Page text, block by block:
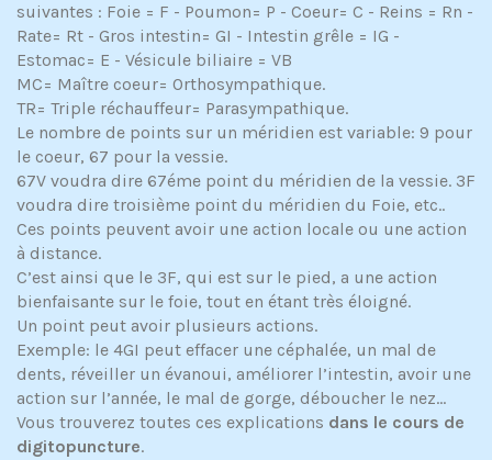
suivantes : Foie = F - Poumon= P - Coeur= C - Reins = Rn -
Rate= Rt - Gros intestin= GI - Intestin grêle = IG -
Estomac= E - Vésicule biliaire = VB
MC= Maître coeur= Orthosympathique.
TR= Triple réchauffeur= Parasympathique.
Le nombre de points sur un méridien est variable: 9 pour
le coeur, 67 pour la vessie.
67V voudra dire 67éme point du méridien de la vessie. 3F
voudra dire troisième point du méridien du Foie, etc..
Ces points peuvent avoir une action locale ou une action
à distance.
C’est ainsi que le 3F, qui est sur le pied, a une action
bienfaisante sur le foie, tout en étant très éloigné.
Un point peut avoir plusieurs actions.
Exemple: le 4GI peut effacer une céphalée, un mal de
dents, réveiller un évanoui, améliorer l’intestin, avoir une
action sur l’année, le mal de gorge, déboucher le nez…
Vous trouverez toutes ces explications dans le cours de
digitopuncture.